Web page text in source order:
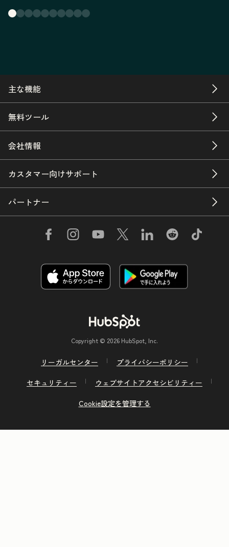
主な機能
無料ツール
会社情報
カスタマー向けサポート
パートナー
Copyright © 2026 HubSpot, Inc.
リーガルセンター
プライバシーポリシー
セキュリティー
ウェブサイトアクセシビリティー
Cookie設定を管理する